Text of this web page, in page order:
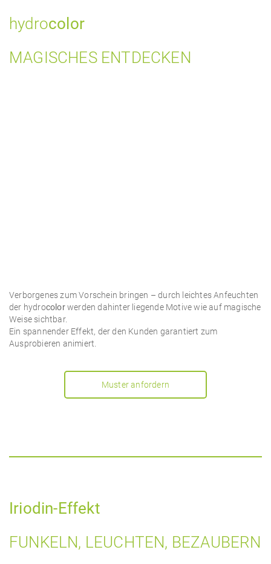
hydrocolor
MAGISCHES ENTDECKEN
Verborgenes zum Vorschein bringen – durch leichtes Anfeuchten
der hydrocolorwerden dahinter liegende Motive wie auf magische
Weise sichtbar.
Ein spannender Effekt, der den Kunden garantiert zum
Ausprobieren animiert.
Muster anfordern
Iriodin-Effekt
FUNKELN, LEUCHTEN, BEZAUBERN